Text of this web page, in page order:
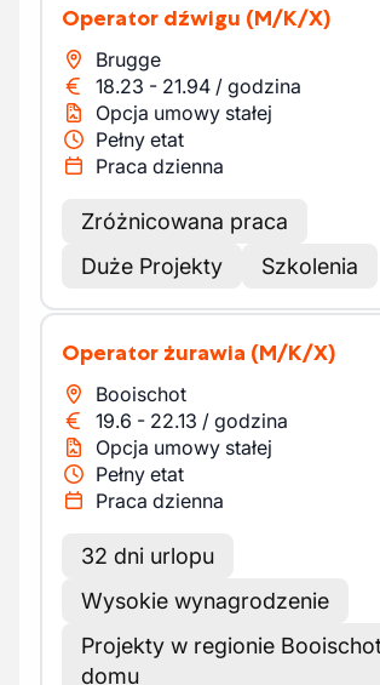
Operator dźwigu (M/K/X)
Brugge
18.23 - 21.94 / godzina
Opcja umowy stałej
Pełny etat
Praca dzienna
Zróżnicowana praca
Duże Projekty
Szkolenia
Operator żurawia (M/K/X)
Booischot
19.6 - 22.13 / godzina
Opcja umowy stałej
Pełny etat
Praca dzienna
32 dni urlopu
Wysokie wynagrodzenie
Projekty w regionie
domu